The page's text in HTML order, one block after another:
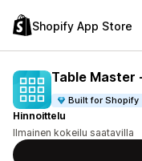
Shopify App Store
Table Master
Built for Shopify
Hinnoittelu
Ilmainen kokeilu saatavilla